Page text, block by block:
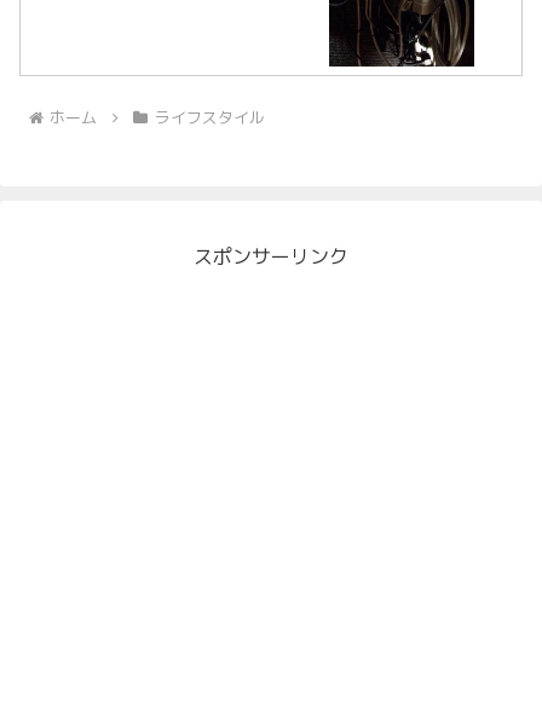
ホーム ライフスタイル
スポンサーリンク